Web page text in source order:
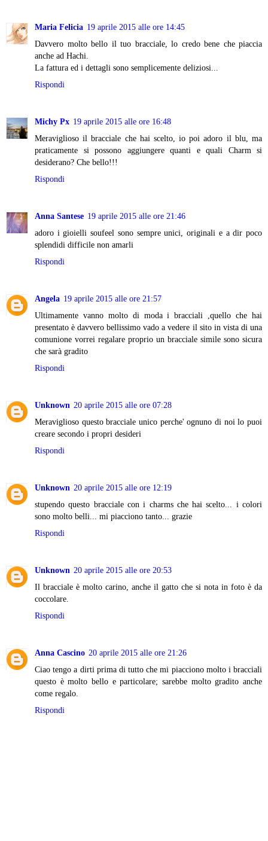
Maria Felicia 19 aprile 2015 alle ore 14:45
Davvero molto bello il tuo bracciale, lo credo bene che piaccia
anche ad Hachi.
La fattura ed i dettagli sono semplicemente deliziosi...
Rispondi
Michy Px 19 aprile 2015 alle ore 16:48
Meraviglioso il bracciale che hai scelto, io poi adoro il blu, ma
praticamente si possono aggiungere quanti e quali Charm si
desiderano? Che bello!!!
Rispondi
Anna Santese 19 aprile 2015 alle ore 21:46
adoro i gioielli soufeel sono sempre unici, originali e a dir poco
splendidi difficile non amarli
Rispondi
Angela 19 aprile 2015 alle ore 21:57
Ultimamente vanno molto di moda i bracciali ,quello che hai
presentato è davvero bellissimo vado a vedere il sito in vista di una
comunione vorrei regalare proprio un bracciale simile sono sicura
che sarà gradito
Rispondi
Unknown 20 aprile 2015 alle ore 07:28
Meraviglioso questo bracciale unico perche' ognuno di noi lo puoi
creare secondo i propri desideri
Rispondi
Unknown 20 aprile 2015 alle ore 12:19
stupendo questo bracciale con i charms che hai scelto... i colori
sono molto belli... mi piacciono tanto... grazie
Rispondi
Unknown 20 aprile 2015 alle ore 20:53
Il bracciale è molto carino, anche il gatto che si nota in foto è da
coccolare.
Rispondi
Anna Cascino 20 aprile 2015 alle ore 21:26
Ciao tengo a dirti prima di tutto che mi piacciono molto i bracciali
questo è molto bello e particolare; sarebbe molto gradito anche
come regalo.
Rispondi